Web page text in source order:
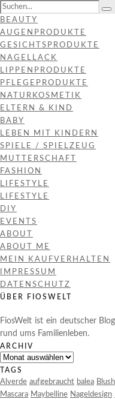
BEAUTY
AUGENPRODUKTE
GESICHTSPRODUKTE
NAGELLACK
LIPPENPRODUKTE
PFLEGEPRODUKTE
NATURKOSMETIK
ELTERN & KIND
BABY
LEBEN MIT KINDERN
SPIELE / SPIELZEUG
MUTTERSCHAFT
FASHION
LIFESTYLE
LIFESTYLE
DIY
EVENTS
ABOUT
ABOUT ME
MEIN KAUFVERHALTEN
IMPRESSUM
DATENSCHUTZ
ÜBER FIOSWELT
FiosWelt ist ein deutscher
rund ums Familienleben.
ARCHIV
Archiv
TAGS
Alverde aufgebraucht balea Blush
Mascara Maybelline Nageldesign